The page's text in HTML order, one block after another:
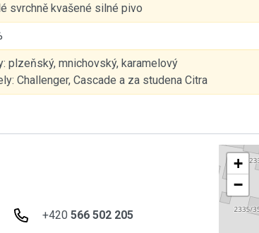
svrchně kvašené silné pivo
plzeňský, mnichovský, karamelový
Challenger, Cascade a za studena Citra
+420 566 502 205
+
−